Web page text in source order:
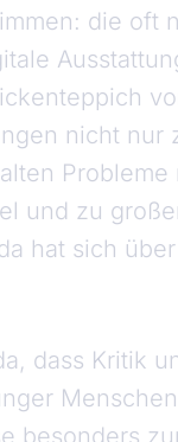
die oft
nicht nur
Probleme
und zu
hat sich
dass Kritik